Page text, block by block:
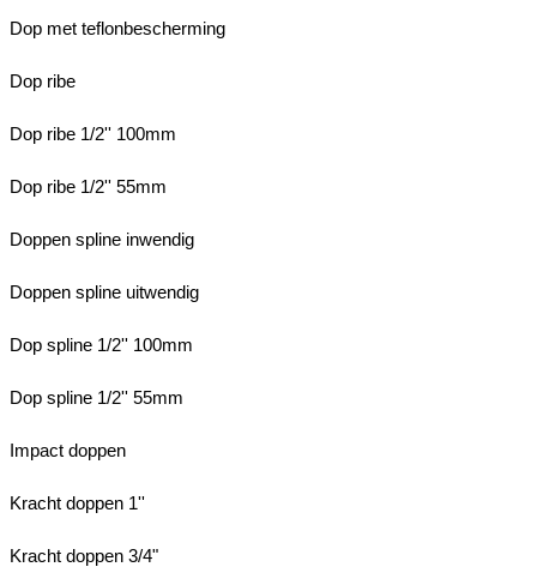
Dop met teflonbescherming
Dop ribe
Dop ribe 1/2'' 100mm
Dop ribe 1/2'' 55mm
Doppen spline inwendig
Doppen spline uitwendig
Dop spline 1/2'' 100mm
Dop spline 1/2'' 55mm
Impact doppen
Kracht doppen 1''
Kracht doppen 3/4"